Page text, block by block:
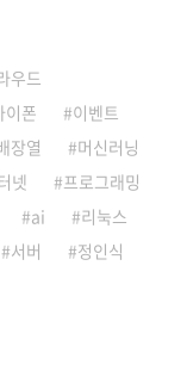
우드
이폰
이벤트
장열
머신러닝
넷
프로그래밍
ai
리눅스
서버 정인식